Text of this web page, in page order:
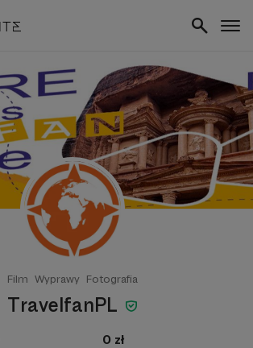
Film Wyprawy Fotografia
TravelfanPL
0 zł